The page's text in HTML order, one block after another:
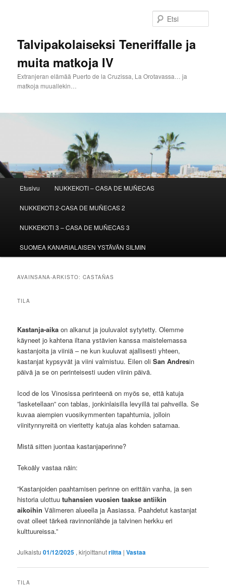
Talvipakolaiseksi Teneriffalle ja
muita matkoja IV
Extranjeran elämää Puerto de la Cruzissa, La Orotavassa… ja
matkoja muuallekin…
Etusivu NUKKEKOTI – CASA DE MUÑECAS
NUKKEKOTI 2-CASA DE MUÑECAS 2
NUKKEKOTI 3 – CASA DE MUÑECAS 3
SUOMEA KANARIALAISEN YSTÄVÄN SILMIN
AVAINSANA-ARKISTO:CASTAÑAS
TILA
Kastanja-aika on alkanut ja jouluvalot sytytetty. Olemme
käyneet jo kahtena iltana ystävien kanssa maistelemassa
kastanjoita ja viiniä – ne kun kuuluvat ajallisesti yhteen,
kastanjat kypsyvät ja viini valmistuu. Eilen oliSan Andresin
päivä ja se on perinteisesti uuden viinin päivä.
Icod de los Vinosissa perinteenä on myös se, että katuja
”lasketellaan” con tablas, jonkinlaisilla levyillä tai pahveilla. Se
kuvaa aiempien vuosikymmenten tapahtumia, jolloin
viinitynnyreitä on vieritetty katuja alas kohden satamaa.
Mistä sitten juontaa kastanjaperinne?
Tekoäly vastaa näin:
”Kastanjoiden paahtamisen perinne on erittäin vanha, ja sen
historia ulottuutuhansien vuosien taakse antiikin
aikoihin Välimeren alueella ja Aasiassa. Paahdetut kastanjat
ovat olleet tärkeä ravinnonlähde ja talvinen herkku eri
kulttuureissa.”
Julkaistu01/12/2025 , kirjoittanutriitta |Vastaa
TILA